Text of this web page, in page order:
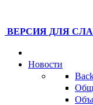
ВЕРСИЯ ДЛЯ
Новости